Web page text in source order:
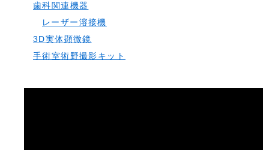
歯科関連機器
レーザー溶接機
3D実体顕微鏡
手術室術野撮影キット